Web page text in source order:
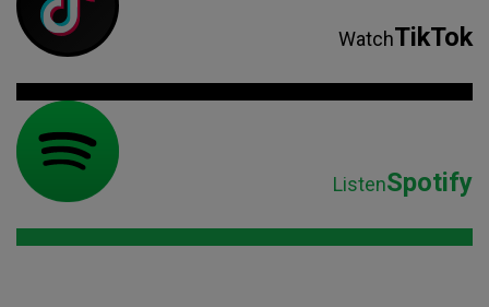
WatchTikTok
ListenSpotify